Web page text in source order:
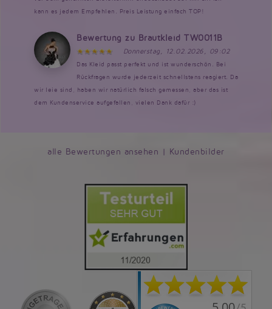
kann es jedem Empfehlen. Preis Leistung einfach TOP!
Bewertung zu Brautkleid TW0011B
Donnerstag, 12.02.2026, 09:02
Das Kleid passt perfekt und ist wunderschön. Bei
Rückfragen wurde jederzeit schnellstens reagiert. Da
wir leie sind, haben wir natürlich falsch gemessen, aber das ist
dem Kundenservice aufgefallen, vielen Dank dafür :)
alle Bewertungen ansehen | Kundenbilder